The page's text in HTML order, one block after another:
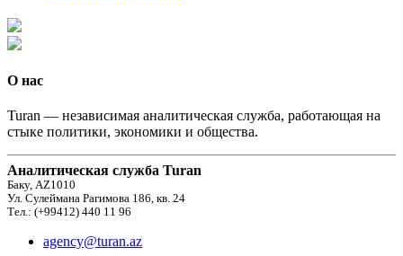
О нас
Turan — независимая аналитическая служба, работающая на
стыке политики, экономики и общества.
Аналитическая служба Turan
Баку, AZ1010
Ул. Сулеймана Рагимова 186, кв. 24
Тел.: (+99412) 440 11 96
agency@turan.az